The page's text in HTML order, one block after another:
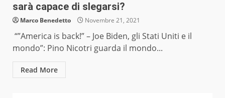
sarà capace di slegarsi?
Marco Benedetto Novembre 21, 2021
“”America is back!” – Joe Biden, gli Stati Uniti e il
mondo”: Pino Nicotri guarda il mondo...
Read More